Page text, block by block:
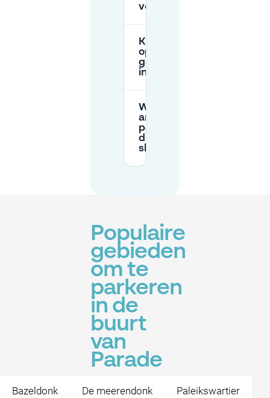
vermijden?
Kan ik parkeren
op/near het Parade-
gebied met een
invalidenparkeerkaart?
Wat is er
anders aan
parkeren op
drukke
showavonden?
Populaire
gebieden
om te
parkeren
in de
buurt
van
Parade
Bazeldonk De meerendonk Paleikswartier